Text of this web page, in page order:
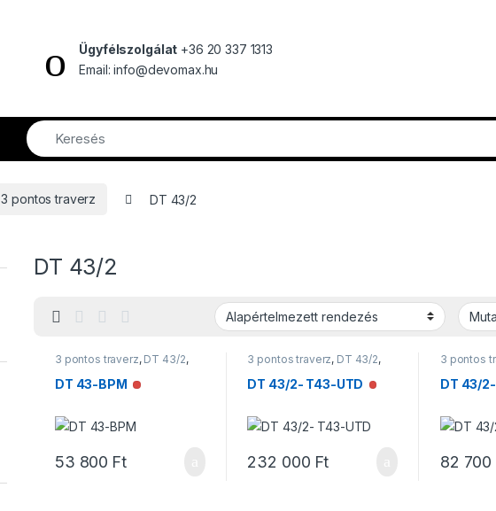
Ügyfélszolgálat +36 20 337 1313
Email: info@devomax.hu
3 pontos traverz DT 43/2
DT 43/2
3 pontos traverz, DT 43/2,
Traverzek
DT 43-BPM Nincs raktáron
53 800 Ft
3 pontos traverz, DT 43/2,
Traverzek
DT 43/2- T43-UTD Nincs raktáron
232 000 Ft
3 pontos
Traverzek
DT 43/
82 700